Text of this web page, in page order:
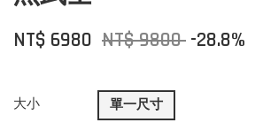
NT$ 6980 NT$ 9800 -28.8%
大小 單一尺寸